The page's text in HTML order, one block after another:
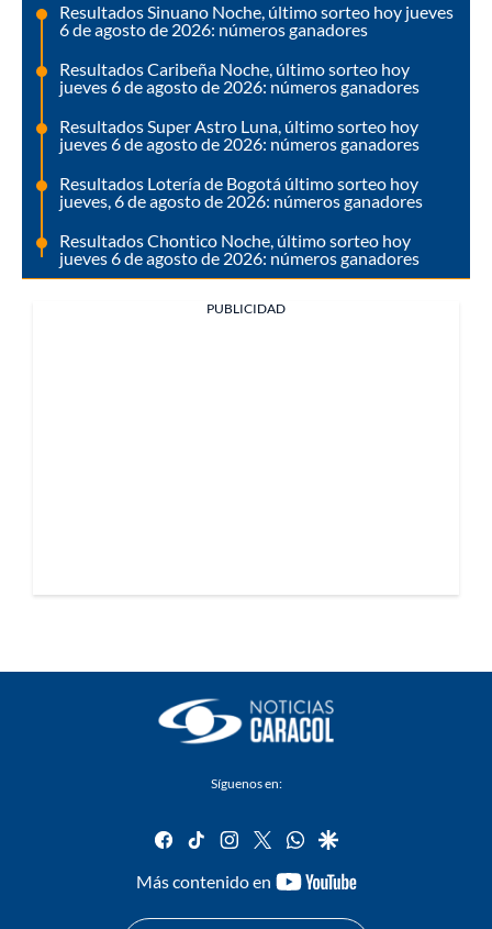
Resultados Sinuano Noche, último sorteo hoy jueves
6 de agosto de 2026: números ganadores
Resultados Caribeña Noche, último sorteo hoy
jueves 6 de agosto de 2026: números ganadores
Resultados Super Astro Luna, último sorteo hoy
jueves 6 de agosto de 2026: números ganadores
Resultados Lotería de Bogotá último sorteo hoy
jueves, 6 de agosto de 2026: números ganadores
Resultados Chontico Noche, último sorteo hoy
jueves 6 de agosto de 2026: números ganadores
PUBLICIDAD
Síguenos en:
facebook
tiktok instagram
twitterwhatsapp
google
Más contenido en
youtube-